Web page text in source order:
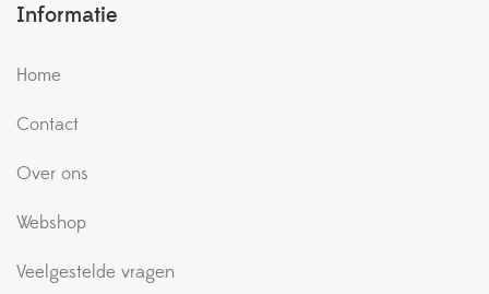
Informatie
Home
Contact
Over ons
Webshop
Veelgestelde vragen